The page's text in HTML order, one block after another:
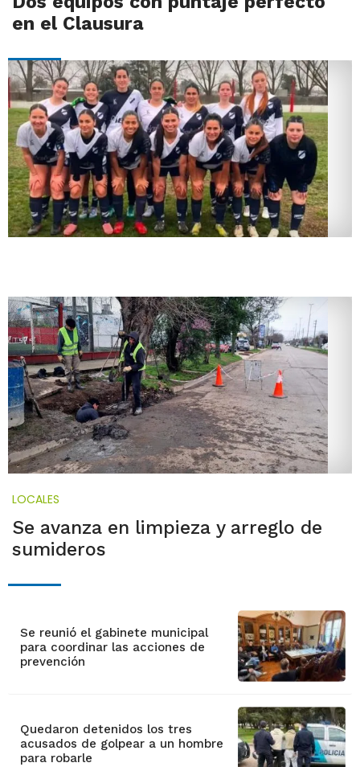
en el Clausura
LOCALES
Se avanza en limpieza y arreglo de
sumideros
Se reunió el gabinete municipal
para coordinar las acciones de
prevención
Quedaron detenidos los tres
acusados de golpear a un hombre
para robarle